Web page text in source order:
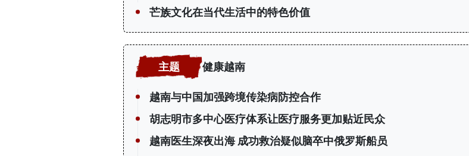
芒族文化在当代生活中的特色价值
健康越南
越南与中国加强跨境传染病防控合作
胡志明市多中心医疗体系让医疗服务更加贴近民众
越南医生深夜出海 成功救治疑似脑卒中俄罗斯船员